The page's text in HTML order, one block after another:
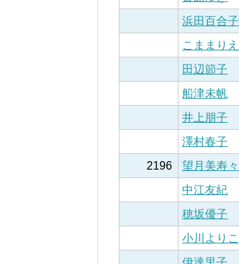
浜田百合子
こままりえ
田辺節子
船津未帆
井上朋子
澤村春子
2196
望月美寿々
中江友紀
穂坂優子
小川よりこ